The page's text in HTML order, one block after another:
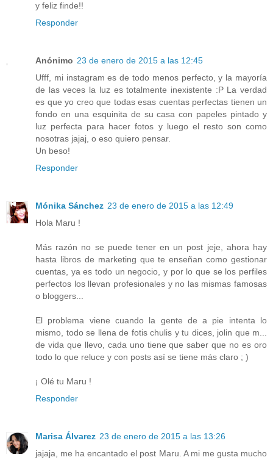
y feliz finde!!
Responder
Anónimo 23 de enero de 2015 a las 12:45
Ufff, mi instagram es de todo menos perfecto, y la mayoría
de las veces la luz es totalmente inexistente :P La verdad
es que yo creo que todas esas cuentas perfectas tienen un
fondo en una esquinita de su casa con papeles pintado y
luz perfecta para hacer fotos y luego el resto son como
nosotras jajaj, o eso quiero pensar.
Un beso!
Responder
Mónika Sánchez 23 de enero de 2015 a las 12:49
Hola Maru !
Más razón no se puede tener en un post jeje, ahora hay
hasta libros de marketing que te enseñan como gestionar
cuentas, ya es todo un negocio, y por lo que se los perfiles
perfectos los llevan profesionales y no las mismas famosas
o bloggers...
El problema viene cuando la gente de a pie intenta lo
mismo, todo se llena de fotis chulis y tu dices, jolin que m...
de vida que llevo, cada uno tiene que saber que no es oro
todo lo que reluce y con posts así se tiene más claro ; )
¡ Olé tu Maru !
Responder
Marisa Álvarez 23 de enero de 2015 a las 13:26
jajaja, me ha encantado el post Maru. A mi me gusta mucho